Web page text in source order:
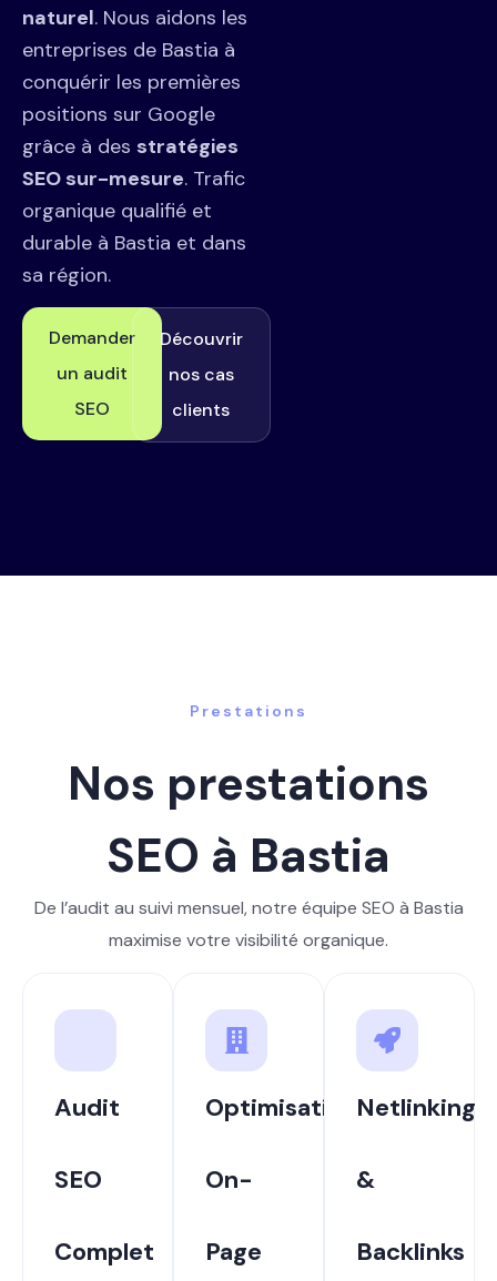
naturel. Nous aidons les
entreprises de Bastia à
conquérir les premières
positions sur Google
grâce à des stratégies
SEO sur-mesure. Trafic
organique qualifié et
durable à Bastia et dans
sa région.
Demander
un audit
SEO
Découvrir
nos cas
clients
Prestations
Nos prestations
SEO à Bastia
De l’audit au suivi mensuel, notre équipe SEO à Bastia
maximise votre visibilité organique.
Audit
SEO
Complet
Optimisation
On-
Page
Netlinking
&
Backlinks